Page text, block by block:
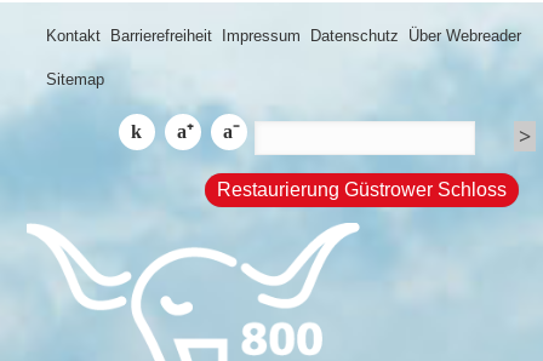
Kontakt Barrierefreiheit Impressum Datenschutz Über Webreader
Sitemap
Restaurierung Güstrower Schloss